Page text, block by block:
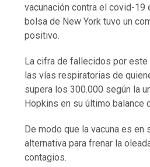
vacunación contra el covid-19
bolsa de New York tuvo un
positivo.
La cifra de fallecidos por
las vías respiratorias de
supera los 300.000 según la
Hopkins en su último balance
De modo que la vacuna es en
alternativa para frenar la
contagios.